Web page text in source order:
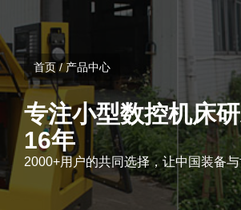
首页 / 产品中心
专注小型数控机床
16年
2000+用户的共同选择，让中国装备